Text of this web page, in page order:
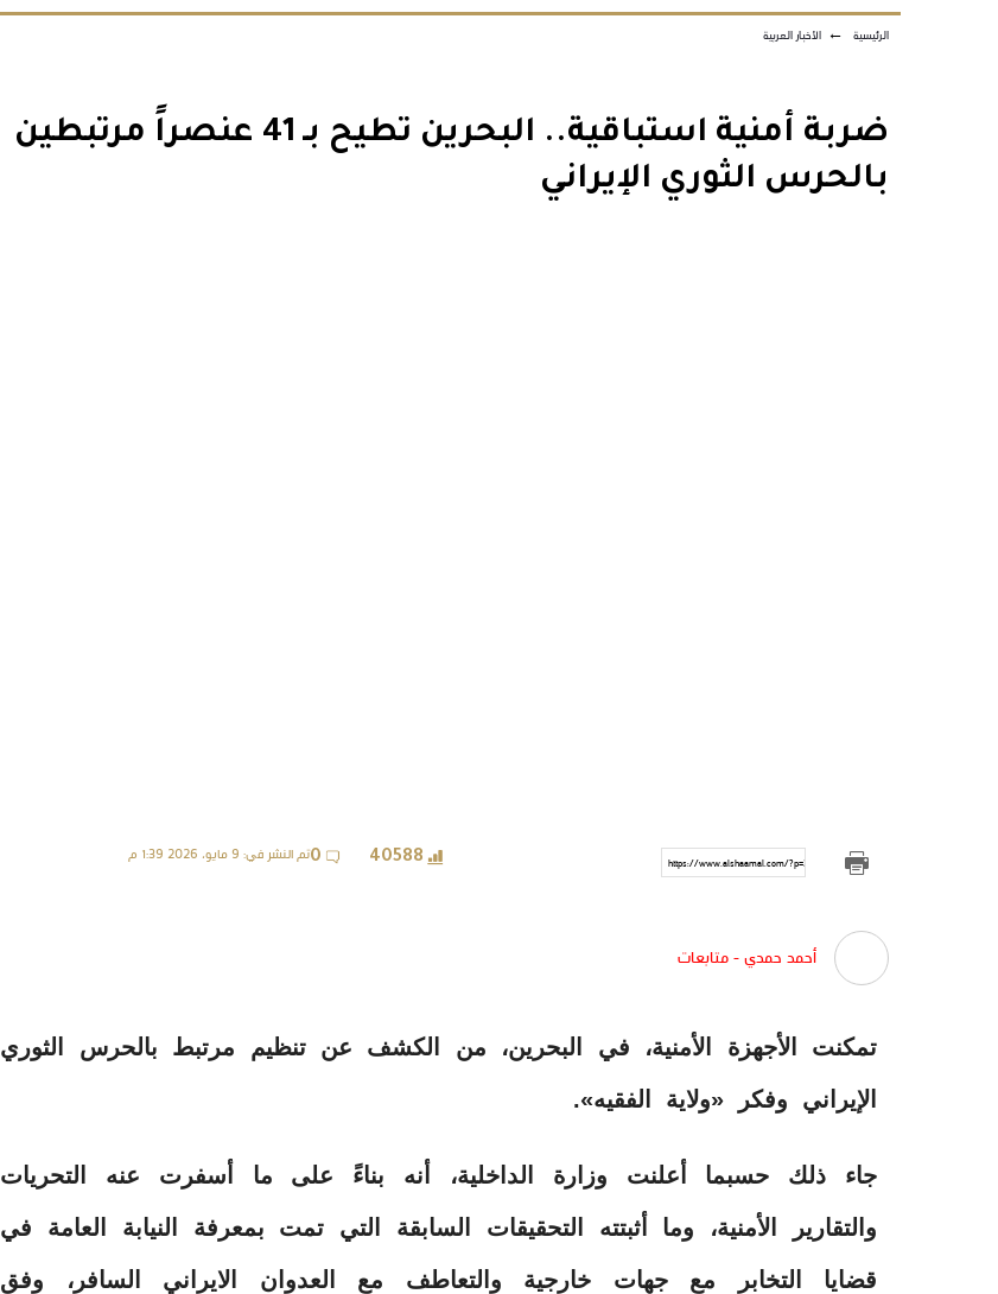
الرئيسية ← الأخبار العربية
ضربة أمنية استباقية.. البحرين تطيح بـ 41 عنصراً مرتبطين
بالحرس الثوري الإيراني
https://www.alshaamal.com/?p=312563
تم النشر في: 9 مايو، 2026 1:39 م 40588
0
أحمد حمدي - متابعات
تمكنت الأجهزة الأمنية، في البحرين، من الكشف عن تنظيم مرتبط بالحرس الثوري
الإيراني وفكر «ولاية الفقيه».
جاء ذلك حسبما أعلنت وزارة الداخلية، أنه بناءً على ما أسفرت عنه التحريات
والتقارير الأمنية، وما أثبتته التحقيقات السابقة التي تمت بمعرفة النيابة العامة في
قضايا التخابر مع جهات خارجية والتعاطف مع العدوان الايراني السافر، وفق